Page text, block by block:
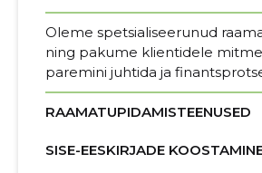
Oleme spetsialiseerunud
ning pakume klientidele
paremini juhtida ja
RAAMATUPIDAMISTEENUSED
SISE-EESKIRJADE
Sinu